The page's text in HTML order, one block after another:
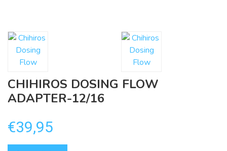
CHIHIROS DOSING FLOW
ADAPTER-12/16
€39,95